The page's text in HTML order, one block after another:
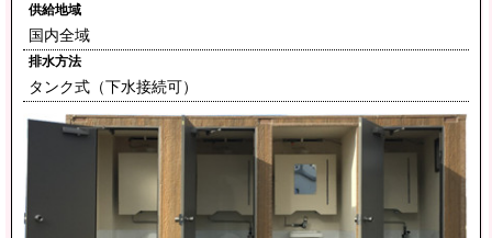
供給地域
国内全域
排水方法
タンク式（下水接続可）